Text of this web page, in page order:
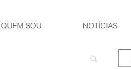
QUEM SOU NOTÍCIAS